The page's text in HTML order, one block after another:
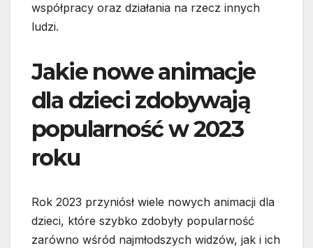
współpracy oraz działania na rzecz innych
ludzi.
Jakie nowe animacje
dla dzieci zdobywają
popularność w 2023
roku
Rok 2023 przyniósł wiele nowych animacji dla
dzieci, które szybko zdobyły popularność
zarówno wśród najmłodszych widzów, jak i ich